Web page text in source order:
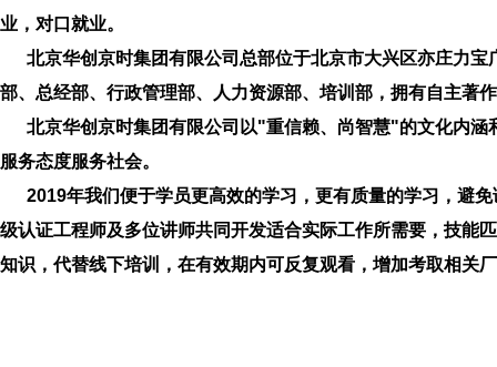
业，对口就业。
北京华创京时集团有限公司总部位于北京市大兴区亦庄力宝
部、总经部、行政管理部、人力资源部、培训部，拥有自主著
北京华创京时集团有限公司以"重信赖、尚智慧"的文化内涵
服务态度服务社会。
2019年我们便于学员更高效的学习，更有质量的学习，避免
级认证工程师及多位讲师共同开发适合实际工作所需要，技能
知识，代替线下培训，在有效期内可反复观看，增加考取相关